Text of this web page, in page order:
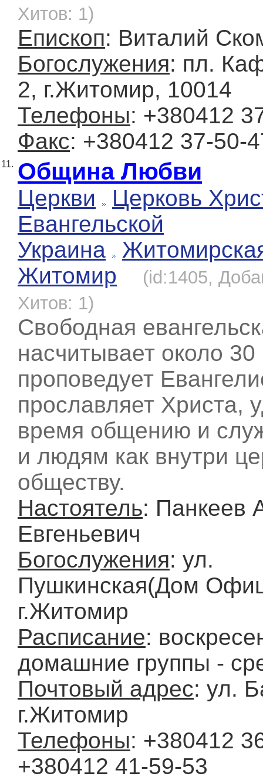
Хитов: 1)
Епископ: Виталий
Богослужения: пл.
2, г.Житомир, 10014
Телефоны: +380412
Факс: +380412 37-50-
11. Община Любви
Церкви
Церковь
Евангельской
Украина
Житомир
(id:1405,
Хитов: 1)
Cвободная
насчитывает около
проповедует
прославляет Христа,
время общению и
и людям как внутри
обществу.
Настоятель: Панкеев
Евгеньевич
Богослужения: ул.
Пушкинская(Дом
г.Житомир
Расписание:
домашние группы -
Почтовый адрес: ул.
г.Житомир
Телефоны: +380412
+380412 41-59-53